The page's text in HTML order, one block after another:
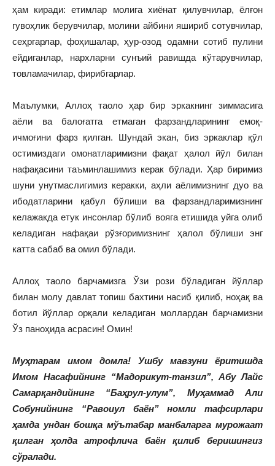
ҳам киради: етимлар молига хиёнат қилувчилар, ёлғон
гувоҳлик берувчилар, молини айбини яшириб сотувчилар,
сеҳргарлар, фоҳишалар, ҳур-озод одамни сотиб пулини
ейдиганлар, нархларни сунъий равишда кўтарувчилар,
товламачилар, фирибгарлар.
Маълумки, Аллоҳ таоло ҳар бир эркакнинг зиммасига
аёли ва балоғатга етмаган фарзандларининг емоқ-
ичмоғини фарз қилган. Шундай экан, биз эркаклар қўл
остимиздаги омонатларимизни фақат ҳалол йўл билан
нафақасини таъминлашимиз керак бўлади. Ҳар биримиз
шуни унутмаслигимиз керакки, аҳли аёлимизнинг дуо ва
ибодатларини қабул бўлиши ва фарзандларимизнинг
келажакда етук инсонлар бўлиб вояга етишида уйга олиб
келадиган нафақаи рўзғоримизнинг ҳалол бўлиши энг
катта сабаб ва омил бўлади.
Аллоҳ таоло барчамизга Ўзи рози бўладиган йўллар
билан молу давлат топиш бахтини насиб қилиб, ноҳақ ва
ботил йўллар орқали келадиган моллардан барчамизни
Ўз паноҳида асрасин! Омин!
Муҳтарам имом домла! Ушбу мавзуни ёритишда
Имом Насафийнинг “Мадорикут-танзил”, Абу Лайс
Самарқандийнинг “Баҳрул-улум”, Муҳаммад Али
Собунийнинг “Равоиул баён” номли тафсирлари
ҳамда ундан бошқа мўътабар манбаларга мурожаат
қилган ҳолда атрофлича баён қилиб беришингиз
сўралади.